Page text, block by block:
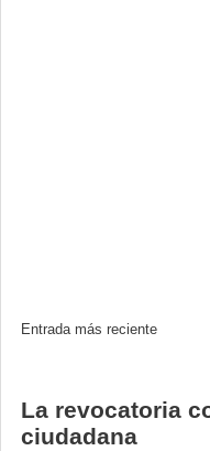
Entrada más reciente
La revocatoria
ciudadana